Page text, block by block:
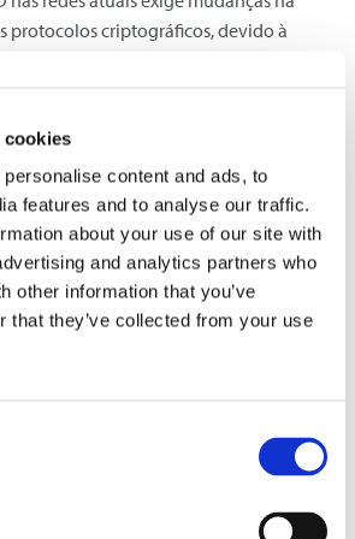
cookies
content and ads, to
features and to analyse our traffic.
about your use of our site with
and analytics partners who
other information that you’ve
that they’ve collected from your use
protocolos criptográficos, devido à
de um sistema de
que consiste em um Canal
Quântico. O Canal Clássico facilita a
os módulos QKD, enquanto o Canal